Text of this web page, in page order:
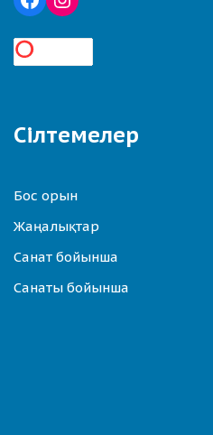
Сілтемелер
Бос орын
Жаңалықтар
Санат бойынша
Санаты бойынша